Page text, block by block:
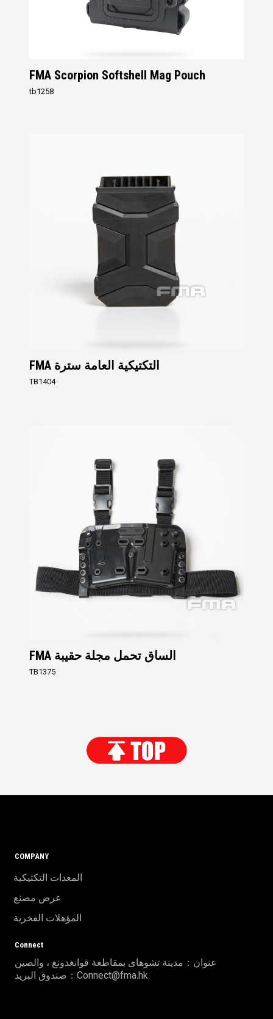
FMA Scorpion Softshell Mag Pouch
tb1258
FMA التكتيكية العامة سترة
TB1404
FMA الساق تحمل مجلة حقيبة
TB1375
COMPANY
المعدات التكتيكية
عرض مصنع
المؤهلات الفخرية
Connect
عنوان：مدينة تشوهاى بمقاطعة قوانغدونغ ، والصين
صندوق البريد：Connect@fma.hk